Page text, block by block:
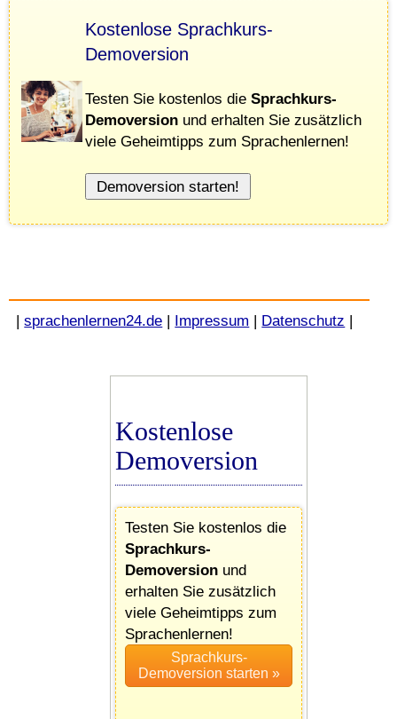
Kostenlose Sprachkurs-
Demoversion
Testen Sie kostenlos die Sprachkurs-
Demoversion und erhalten Sie zusätzlich
viele Geheimtipps zum Sprachenlernen!
|sprachenlernen24.de | Impressum | Datenschutz |
Kostenlose
Demoversion
Testen Sie kostenlos die
Sprachkurs-
Demoversion und
erhalten Sie zusätzlich
viele Geheimtipps zum
Sprachenlernen!